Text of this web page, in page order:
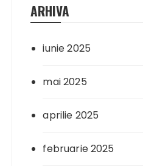
ARHIVA
iunie 2025
mai 2025
aprilie 2025
februarie 2025